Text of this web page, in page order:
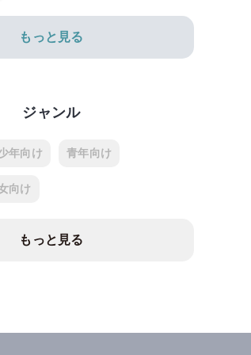
もっと見る
ジャンル
年向け 青年向け
向け
もっと見る